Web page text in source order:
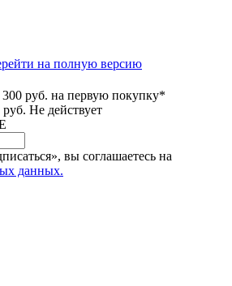
на полную версию
руб. на первую покупку*
Не действует
вы соглашаетесь на
данных.